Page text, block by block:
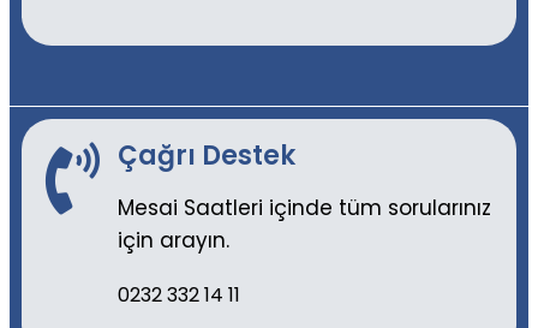
Çağrı Destek
Mesai Saatleri içinde tüm sorularınız
için arayın.
0232 332 14 11